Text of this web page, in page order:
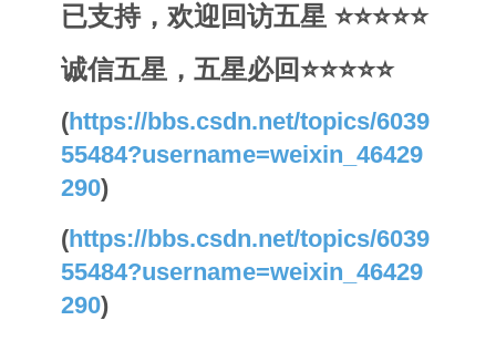
已支持，欢迎回访五星 ⭐⭐⭐⭐⭐
诚信五星，五星必回⭐⭐⭐⭐⭐
(https://bbs.csdn.net/topics/6039
55484?username=weixin_46429
290)
(https://bbs.csdn.net/topics/6039
55484?username=weixin_46429
290)